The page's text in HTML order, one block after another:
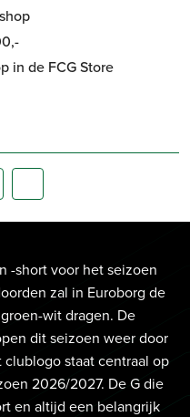
in de FCG Store
-short voor het seizoen
zal in Euroborg de
wit dragen. De
dit seizoen weer door
staat centraal op
2026/2027. De G die
en altijd een belangrijk